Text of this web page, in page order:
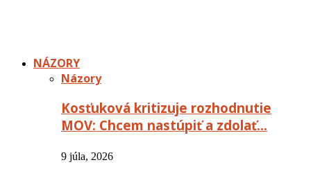
NÁZORY
Názory
Kosťuková kritizuje rozhodnutie
MOV: Chcem nastúpiť a zdolať…
9 júla, 2026